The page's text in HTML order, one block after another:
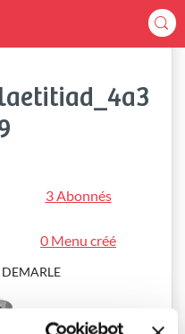
laetitiad_4a3
3 Abonnés
0 Menu créé